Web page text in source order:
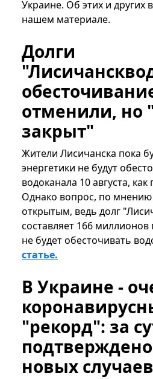
Украине. Об этих и других
нашем материале.
Долги
отменили, но
закрыт"
Жители Лисичанска пока
энергетики не будут
водоканала 10 августа,
Однако вопрос, по мнению
открытым, ведь долг
составляет 166
не будет обесточивать
статье.
В Украине -
"рекорд": за
подтверждено
новых